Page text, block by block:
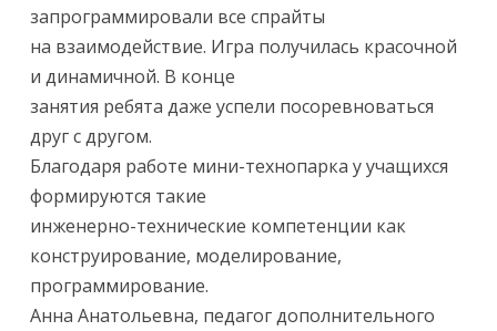
запрограммировали все спрайты
на взаимодействие. Игра получилась красочной
и динамичной. В конце
занятия ребята даже успели посоревноваться
друг с другом.
Благодаря работе мини-технопарка у учащихся
формируются такие
инженерно-технические компетенции как
конструирование, моделирование,
программирование.
Анна Анатольевна, педагог дополнительного